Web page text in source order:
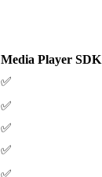
Media Player SDK
✅
✅
✅
✅